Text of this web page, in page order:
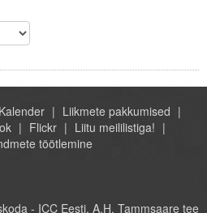
Kalender
Liikmete pakkumised
Flickr
Liitu meililistiga!
töötlemine
- ICC Eesti, A.H. Tammsaare tee